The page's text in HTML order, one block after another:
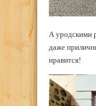
А уродскими
даже
нравится!